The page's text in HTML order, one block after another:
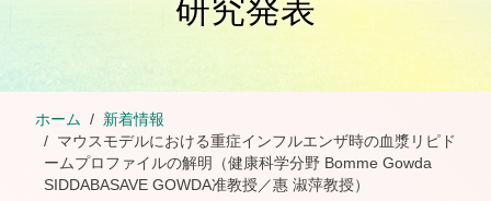
研究発表
ホーム
新着情報
マウスモデルにおける重症インフルエンザ時の血漿リピド
ームプロファイルの解明（健康科学分野 Bomme Gowda
SIDDABASAVE GOWDA准教授／惠 淑萍教授）